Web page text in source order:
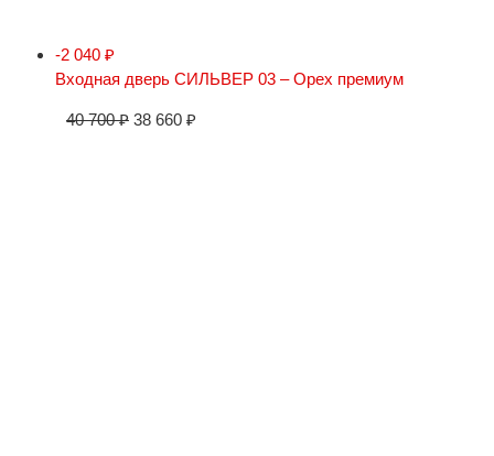
-2 040 ₽
Входная дверь СИЛЬВЕР 03 – Орех премиум
40 700₽ 38 660 ₽